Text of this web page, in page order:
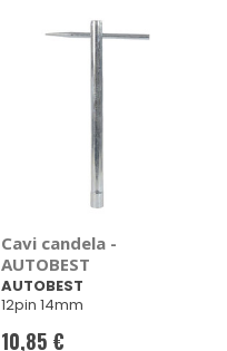
Cavi candela -
AUTOBEST
AUTOBEST
12pin 14mm
10,85 €